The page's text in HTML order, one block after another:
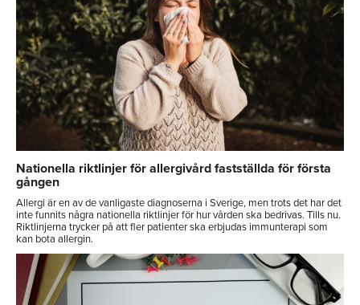
Nationella riktlinjer för allergivård fastställda för första
gången
Allergi är en av de vanligaste diagnoserna i Sverige, men trots det har det
inte funnits några nationella riktlinjer för hur vården ska bedrivas. Tills nu.
Riktlinjerna trycker på att fler patienter ska erbjudas immunterapi som
kan bota allergin.